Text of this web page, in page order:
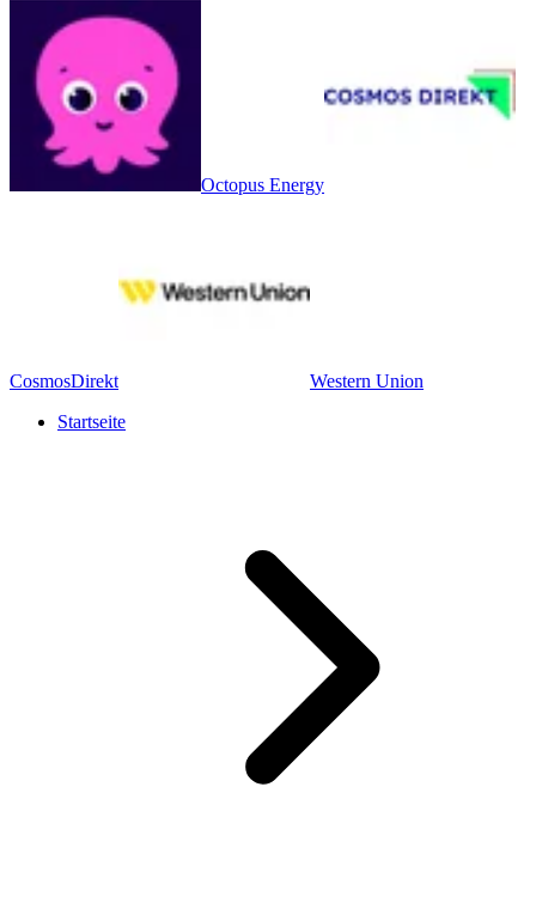
Octopus Energy
CosmosDirekt
Western Union
Startseite